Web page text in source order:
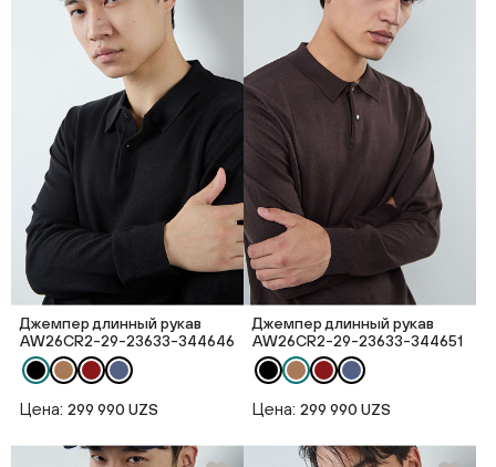
Джемпер длинный рукав
AW26CR2-29-23633-344646
Цена: 299 990 UZS
Джемпер длинный рукав
AW26CR2-29-23633-344651
Цена: 299 990 UZS